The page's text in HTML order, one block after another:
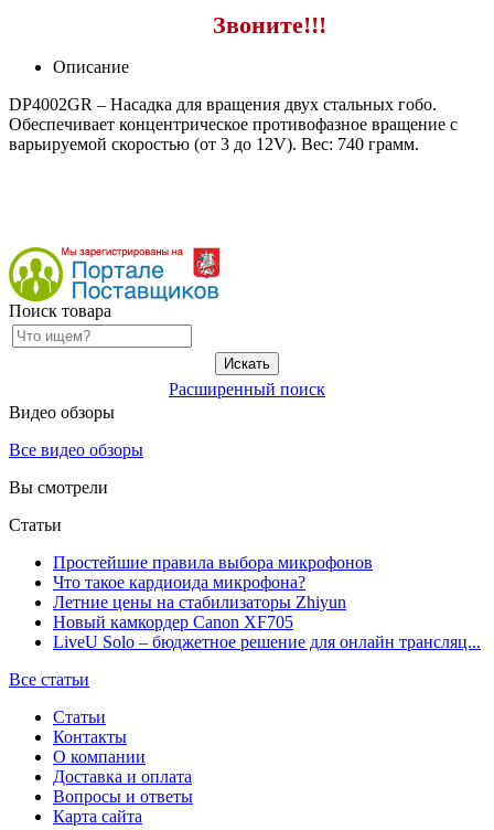
Звоните!!!
Описание
DP4002GR – Насадка для вращения двух стальных гобо.
Обеспечивает концентрическое противофазное вращение с
варьируемой скоростью (от 3 до 12V). Вес: 740 грамм.
Поиск товара
Расширенный поиск
Видео обзоры
Все видео обзоры
Вы смотрели
Статьи
Простейшие правила выбора микрофонов
Что такое кардиоида микрофона?
Летние цены на стабилизаторы Zhiyun
Новый камкордер Canon XF705
LiveU Solo – бюджетное решение для онлайн трансляц...
Все статьи
Статьи
Контакты
О компании
Доставка и оплата
Вопросы и ответы
Карта сайта